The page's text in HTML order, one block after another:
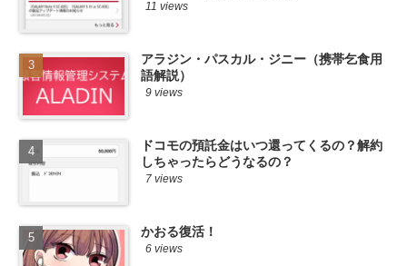
11 views
アラジン・パスカル・ジニー（携帯乞食用
語解説）
9 views
ドコモの預託金はいつ還ってくるの？解約
しちゃったらどうなるの？
7 views
かおる復活！
6 views